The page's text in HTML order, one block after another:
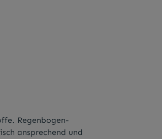
Regenbogen-
ansprechend und